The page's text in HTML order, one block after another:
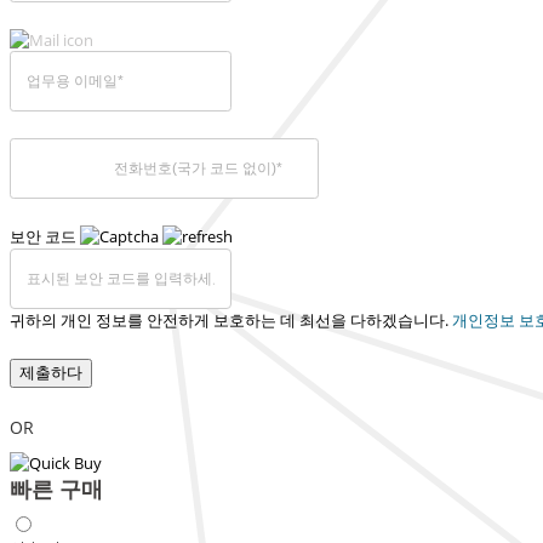
보안 코드
귀하의 개인 정보를 안전하게 보호하는 데 최선을 다하겠습니다.개인정보 보
제출하다
OR
빠른 구매